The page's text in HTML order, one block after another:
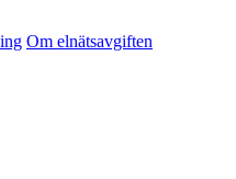
Om elnätsavgiften